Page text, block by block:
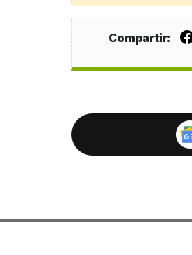
Compartir: